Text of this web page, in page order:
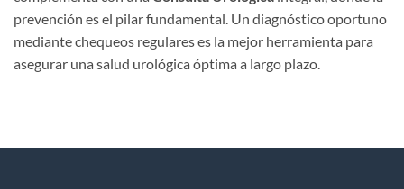
prevención es el pilar fundamental. Un diagnóstico oportuno
mediante chequeos regulares es la mejor herramienta para
asegurar una salud urológica óptima a largo plazo.